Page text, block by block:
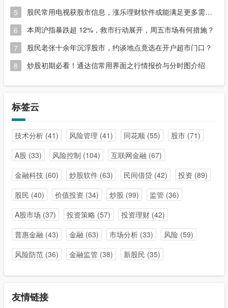
5
股民常用电视获股市信息，涨乐理财软件或能满足更多需求？
6
本周沪指暴跌超 12%，救市行动展开，周五市场有何措施？
7
股民老张十余年沉浮股市，约谈地点竟选在开户超市门口？
8
炒股初期必看！通达信常用界面之行情报价与分时图介绍
标签云
技术分析(41) 风险管理 (41) 同花顺(55) 股市(71)
A股 (33) 风险控制 (104) 互联网金融 (67)
金融科技(60) 炒股软件(63) 民间借贷(42) 投资 (89)
股民 (40) 价值投资 (34) 炒股 (99) 监管 (36)
A股市场 (37) 投资策略 (57) 投资理财(42)
普惠金融 (43) 金融 (63) 市场分析(33) 风险(59)
风险防范(36) 金融监管 (38) 新股民 (35)
友情链接